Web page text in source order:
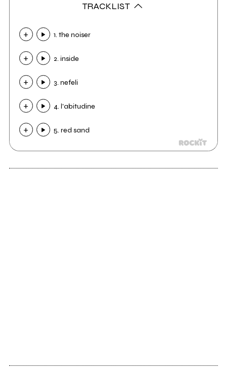
TRACKLIST
1. the noiser
2. inside
3. nefeli
4. l'abitudine
5. red sand